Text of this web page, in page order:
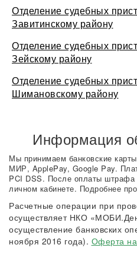
Отделение судебных
Завитинскому району
Отделение судебных
Зейскому району
Отделение судебных
Шимановскому району
Информация
Мы принимаем банковские
МИР, ApplePay, Google Pay.
PCI DSS. После оплаты штрафа
личном кабинете. Подробнее
Расчетные операции при
осуществляет НКО
осуществление банковских
ноября 2016 года). Оферта